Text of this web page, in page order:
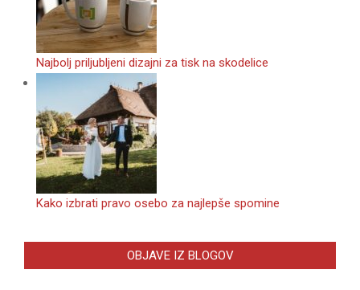
Najbolj priljubljeni dizajni za tisk na skodelice
Kako izbrati pravo osebo za najlepše spomine
OBJAVE IZ BLOGOV